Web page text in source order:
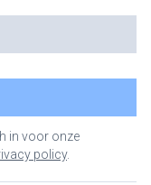
in voor onze
policy.